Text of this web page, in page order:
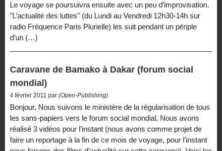
Le voyage se poursuivra ensuite avec un peu d’improvisation.
"L’actualité des luttes" (du Lundi au Vendredi 12h30-14h sur
radio Fréquence Paris Plurielle) les suit pendant un périple
d’un (…)
Caravane de Bamako à Dakar (forum social
mondial)
4 février 2011 par (Open-Publishing)
Bonjour, Nous suivons le ministère de la régularisation de tous
les sans-papiers vers le forum social mondial. Nous avons
réalisé 3 vidéos pour l’instant (nous avons comme projet de
faire un reportage à la fin de ce mois de voyage, pour l’instant